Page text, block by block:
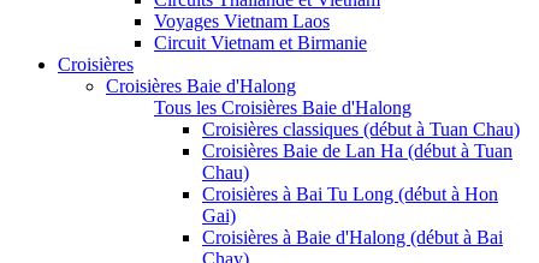
Voyages Vietnam Laos
Circuit Vietnam et Birmanie
Croisières
Croisières Baie d'Halong
Tous les Croisières Baie d'Halong
Croisières classiques (début à Tuan Chau)
Croisières Baie de Lan Ha (début à Tuan
Chau)
Croisières à Bai Tu Long (début à Hon
Gai)
Croisières à Baie d'Halong (début à Bai
Chay)